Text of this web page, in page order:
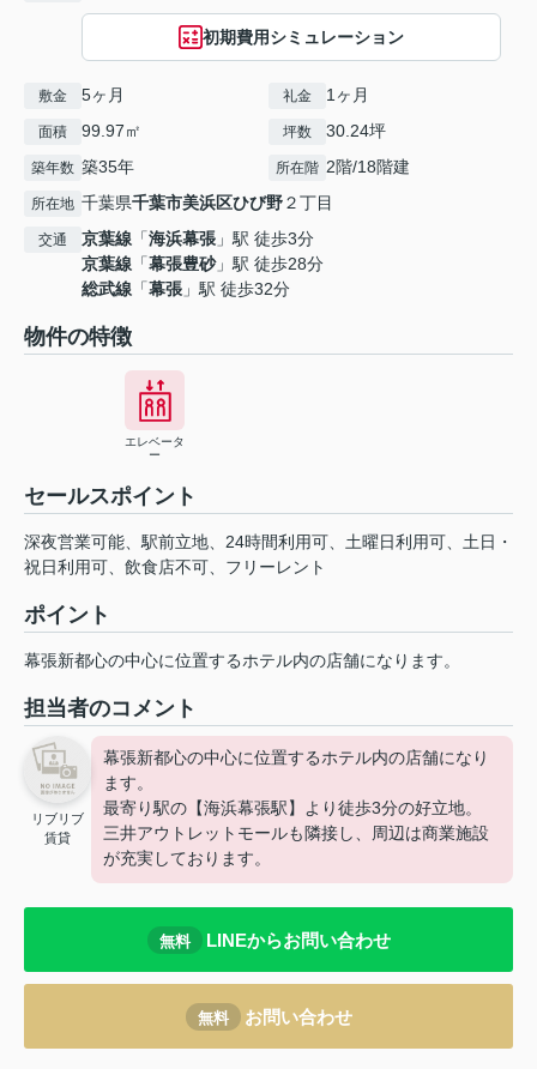
初期費用シミュレーション
敷金 5ヶ月 礼金 1ヶ月
面積 99.97㎡ 坪数 30.24坪
築年数 築35年 所在階 2階/18階建
所在地 千葉県千葉市美浜区ひび野２丁目
交通 京葉線 「海浜幕張 」駅 徒歩3分
京葉線 「幕張豊砂」駅 徒歩28分
総武線 「幕張 」駅 徒歩32分
物件の特徴
エレベータ
ー
セールスポイント
深夜営業可能、駅前立地、24時間利用可、土曜日利用可、土日・
祝日利用可、飲食店不可、フリーレント
ポイント
幕張新都心の中心に位置するホテル内の店舗になります。
担当者のコメント
リブリブ
賃貸
幕張新都心の中心に位置するホテル内の店舗になり
ます。
最寄り駅の【海浜幕張駅】より徒歩3分の好立地。
三井アウトレットモールも隣接し、周辺は商業施設
が充実しております。
無料 LINEからお問い合わせ
無料 お問い合わせ